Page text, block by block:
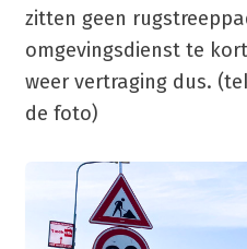
zitten geen
omgevingsdienst te
weer vertraging dus.
de foto)